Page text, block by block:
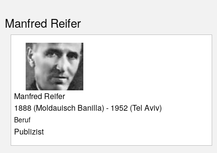
Manfred Reifer
Manfred Reifer
1888 (Moldauisch Banilla) - 1952 (Tel Aviv)
Beruf
Publizist